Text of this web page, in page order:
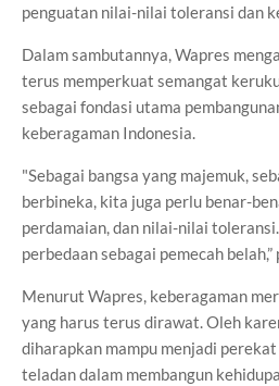
penguatan nilai-nilai toleransi dan
Dalam sambutannya, Wapres
terus memperkuat semangat
sebagai fondasi utama
keberagaman Indonesia.
"Sebagai bangsa yang majemuk,
berbineka, kita juga perlu benar-
perdamaian, dan nilai-nilai
perbedaan sebagai pemecah
Menurut Wapres, keberagaman
yang harus terus dirawat. Oleh
diharapkan mampu menjadi
teladan dalam membangun